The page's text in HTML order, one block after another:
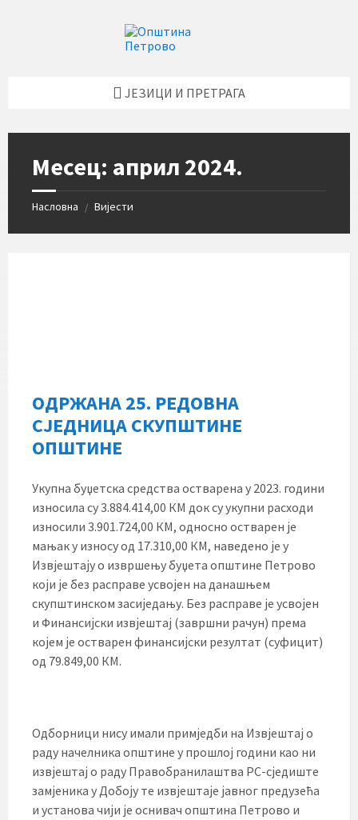
ЈЕЗИЦИ И ПРЕТРАГА
Месец: април 2024.
Насловна / Вијести
ОДРЖАНА 25. РЕДОВНА
СЈЕДНИЦА СКУПШТИНЕ
ОПШТИНЕ
Укупна буџетска средства остварена у 2023. години
износила су 3.884.414,00 КМ док су укупни расходи
износили 3.901.724,00 КМ, односно остварен је
мањак у износу од 17.310,00 КМ, наведено је у
Извјештају о извршењу буџета општине Петрово
који је без расправе усвојен на данашњем
скупштинском засиједању. Без расправе је усвојен
и Финансијски извјештај (завршни рачун) према
којем је остварен финансијски резултат (суфицит)
од 79.849,00 КМ.
Одборници нису имали примједби на Извјештај о
раду начелника општине у прошлој години као ни
извјештај о раду Правобранилаштва РС-сједиште
замјеника у Добоју те извјештаје јавног предузећа
и установа чији је оснивач општина Петрово и